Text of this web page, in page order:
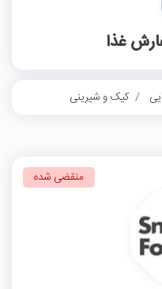
غذا
کیک و شیرینی
منقضی شده